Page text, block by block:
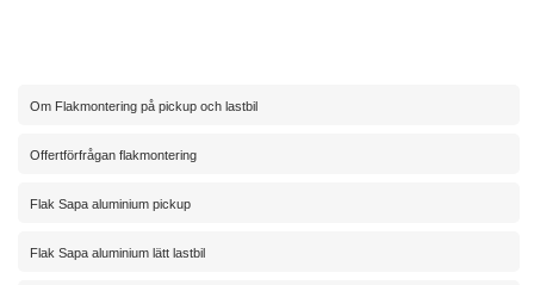
Om Flakmontering på pickup och lastbil
Offertförfrågan flakmontering
Flak Sapa aluminium pickup
Flak Sapa aluminium lätt lastbil